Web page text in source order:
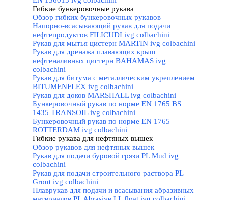
Гибкие бункеровочные рукава
Обзор гибких бункеровочных рукавов
Напорно-всасывающий рукав для подачи
нефтепродуктов FILICUDI ivg colbachini
Рукав для мытья цистерн MARTIN ivg colbachini
Рукав для дренажа плавающих крыш
нефтеналивных цистерн BAHAMAS ivg
colbachini
Рукав для битума с металлическим укреплением
BITUMENFLEX ivg colbachini
Рукав для доков MARSHALL ivg colbachini
Бункеровочный рукав по норме EN 1765 BS
1435 TRANSOIL ivg colbachini
Бункеровочный рукав по норме EN 1765
ROTTERDAM ivg colbachini
Гибкие рукава для нефтяных вышек
Обзор рукавов для нефтяных вышек
Рукав для подачи буровой грязи PL Mud ivg
colbachini
Рукав для подачи строительного раствора PL
Grout ivg colbachini
Плаврукав для подачи и всасывания абразивных